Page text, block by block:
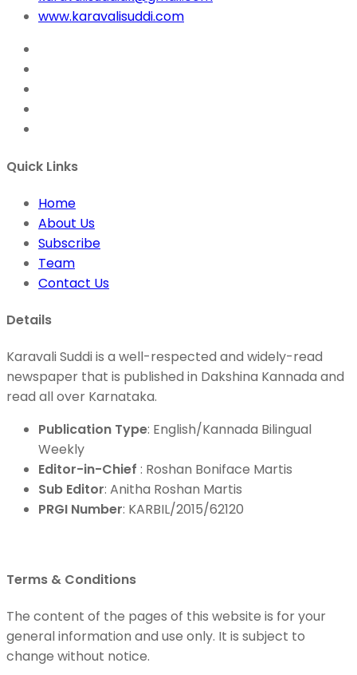
www.karavalisuddi.com
Quick Links
Home
About Us
Subscribe
Team
Contact Us
Details
Karavali Suddi is a well-respected and widely-read
newspaper that is published in Dakshina Kannada and
read all over Karnataka.
Publication Type: English/Kannada Bilingual
Weekly
Editor-in-Chief : Roshan Boniface Martis
Sub Editor: Anitha Roshan Martis
PRGI Number: KARBIL/2015/62120
Terms & Conditions
The content of the pages of this website is for your
general information and use only. It is subject to
change without notice.